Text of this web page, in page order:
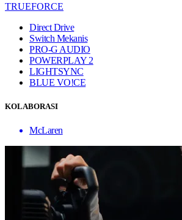
TRUEFORCE
Direct Drive
Switch Mekanis
PRO-G AUDIO
POWERPLAY 2
LIGHTSYNC
BLUE VO!CE
KOLABORASI
McLaren